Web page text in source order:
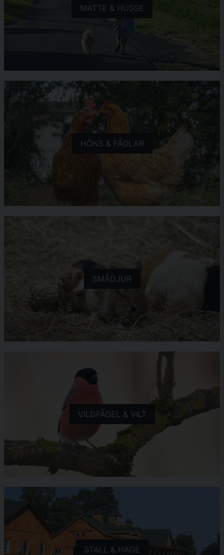
MATTE & HUSSE
HÖNS & FÅGLAR
SMÅDJUR
VILDFÅGEL & VILT
STALL & HAGE